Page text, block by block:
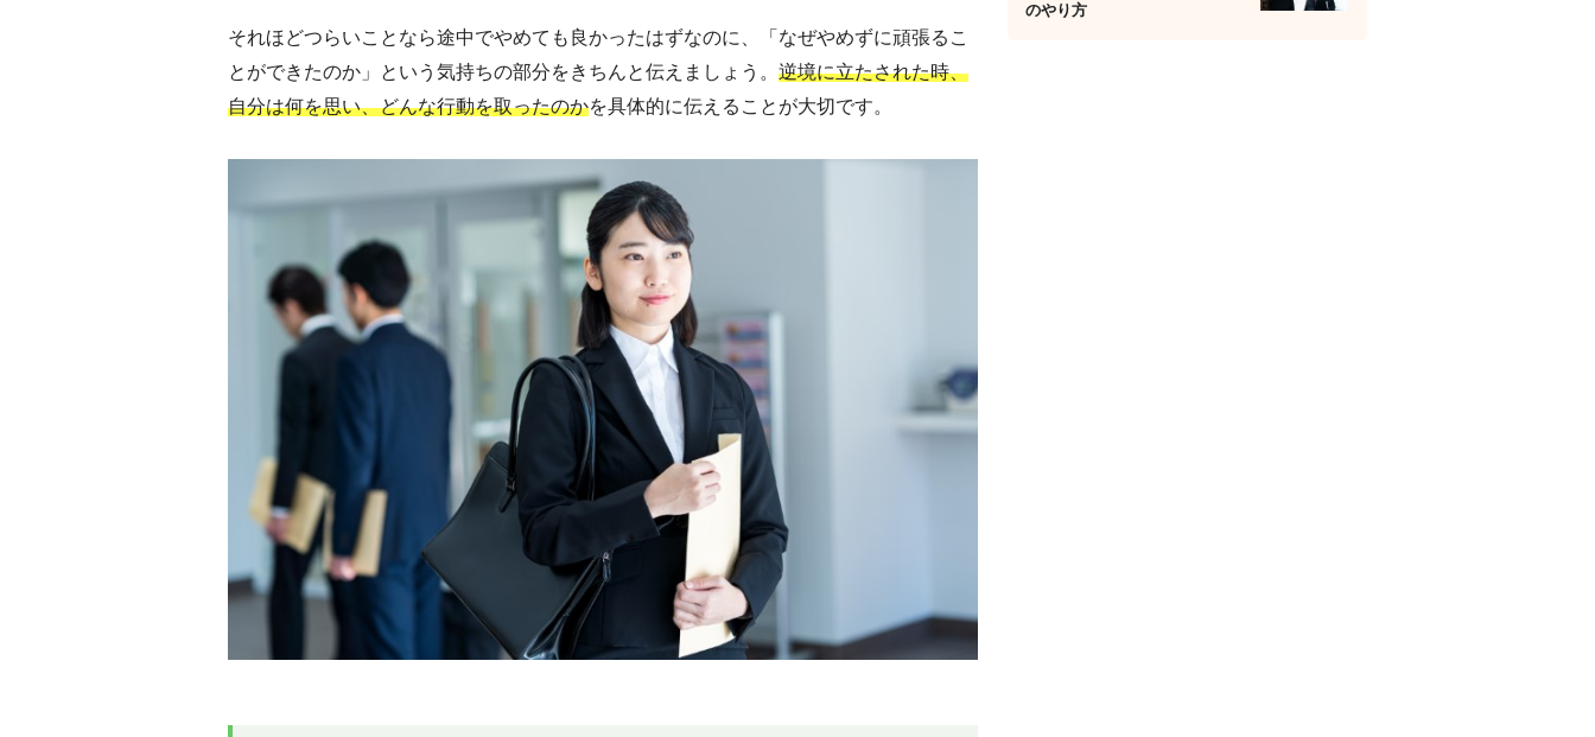
それほどつらいことなら途中でやめても良かったはずなのに、「なぜやめずに頑張るこ
とができたのか」という気持ちの部分をきちんと伝えましょう。 逆境に立たされた時、
自分は何を思い、どんな行動を取ったのかを具体的に伝えることが大切です。
のやり方